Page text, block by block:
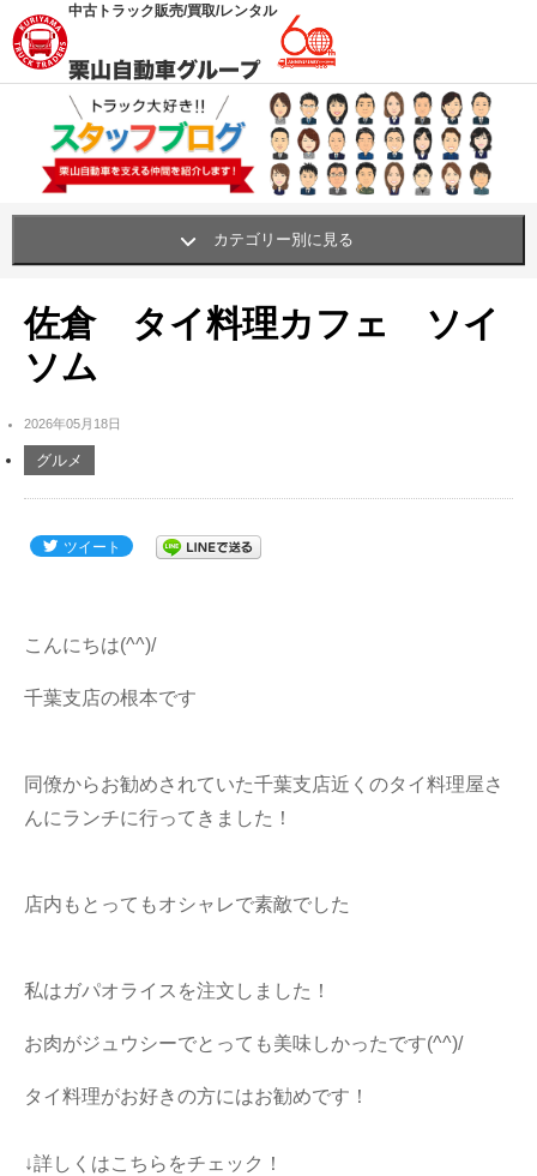
中古トラック販売/買取/レンタル
カテゴリー別に見る
買い物・おすすめ・グッズ(341)
社内行事・研修
社内環境UP!(261)
懇親会(118)
トラック(249)
どうぶつ(199)
グルメ
お出かけ(766)
佐倉 タイ料理カフェ ソイ
ソム
2026年05月18日
グルメ
ツイート
こんにちは(^^)/
千葉支店の根本です
同僚からお勧めされていた千葉支店近くのタイ料理屋さ
んにランチに行ってきました！
店内もとってもオシャレで素敵でした
私はガパオライスを注文しました！
お肉がジュウシーでとっても美味しかったです(^^)/
タイ料理がお好きの方にはお勧めです！
↓詳しくはこちらをチェック！